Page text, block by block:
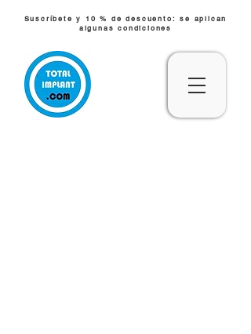
Suscríbete y 10 % de descuento: se aplican
algunas condiciones